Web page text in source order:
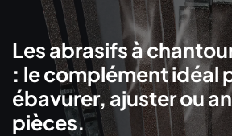
Les abrasifs à
: le complément idéal
ébavurer, ajuster ou
pièces.